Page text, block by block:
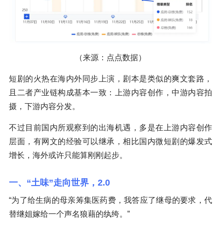
（来源：点点数据）
短剧的火热在海内外同步上演，剧本是类似的爽文套路，
且二者产业链构成基本一致：上游内容创作，中游内容拍
摄，下游内容分发。
不过目前国内所观察到的出海机遇，多是在上游内容创作
层面，有网文的经验可以继承，相比国内微短剧的爆发式
增长，海外或许只能算刚刚起步。
一、“土味”走向世界，2.0
“为了给生病的母亲筹集医药费，我答应了继母的要求，代
替继姐嫁给一个声名狼藉的纨绔。”